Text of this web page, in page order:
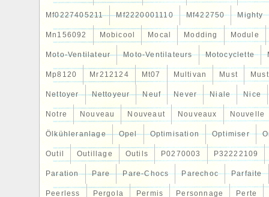
Mf0227405211 Mf2220001110 Mf422750 Mighty
Mn156092 Mobicool Mocal Modding Module
Moto-Ventilateur Moto-Ventilateurs Motocyclette
Mp8120 Mr212124 Mt07 Multivan Must
Nettoyer Nettoyeur Neuf Never Niale Nice
Notre Nouveau Nouveaut Nouveaux Nouvelle
Ölkühleranlage Opel Optimisation Optimiser
Outil Outillage Outils P0270003 P32222109
Paration Pare Pare-Chocs Parechoc Parfaite
Peerless Pergola Permis Personnage Perte